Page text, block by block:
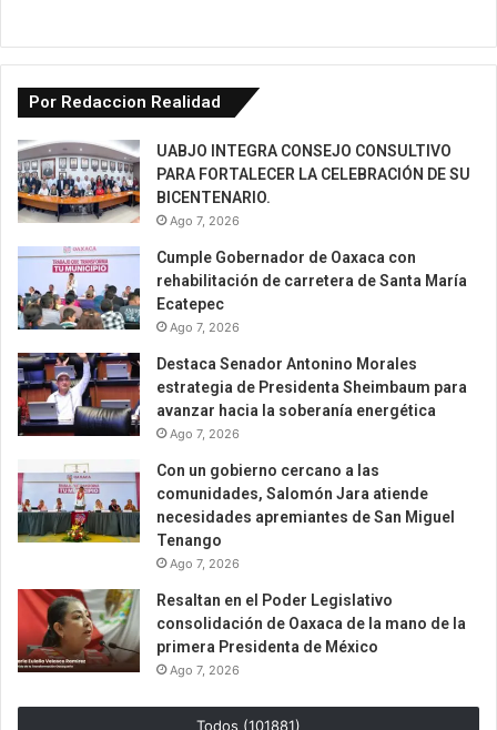
Por Redaccion Realidad
UABJO INTEGRA CONSEJO CONSULTIVO
PARA FORTALECER LA CELEBRACIÓN DE SU
BICENTENARIO.
Ago 7, 2026
Cumple Gobernador de Oaxaca con
rehabilitación de carretera de Santa María
Ecatepec
Ago 7, 2026
Destaca Senador Antonino Morales
estrategia de Presidenta Sheimbaum para
avanzar hacia la soberanía energética
Ago 7, 2026
Con un gobierno cercano a las
comunidades, Salomón Jara atiende
necesidades apremiantes de San Miguel
Tenango
Ago 7, 2026
Resaltan en el Poder Legislativo
consolidación de Oaxaca de la mano de la
primera Presidenta de México
Ago 7, 2026
Todos (101881)